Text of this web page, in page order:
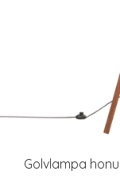
Golvlampa